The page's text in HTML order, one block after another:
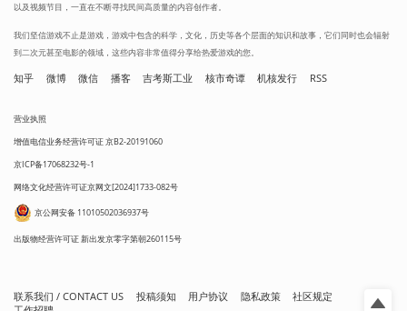
以及视频节目，一直在不断寻找民间高质量的内容创作者。
我们坚信游戏不止是游戏，游戏中包含的科学，文化，历史等各个层面的知识和故事，它们同时也会辐射
到二次元甚至电影的领域，这些内容非常值得分享给热爱游戏的您。
知乎 微博 微信 播客 吉考斯工业 核市奇谭 机核发行 RSS
营业执照
增值电信业务经营许可证 京B2-20191060
京ICP备17068232号-1
网络文化经营许可证京网文[2024]1733-082号
京公网安备 11010502036937号
出版物经营许可证 新出发京零字第朝260115号
联系我们 / CONTACT US 投稿须知 用户协议 隐私政策
社区规定